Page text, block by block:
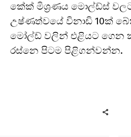
කේක් මිශ්‍රණය මොල්ඩ්ස් වලට
උෂ්ණත්වයේ විනාඩි 10ක්
මෝල්ඩ් වලින් එළියට ගෙන
රස්නෙ පිටම පිළිගන්වන්න.